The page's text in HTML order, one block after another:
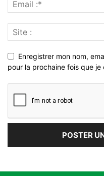
Enregistrer mon nom,
pour la prochaine fois que je